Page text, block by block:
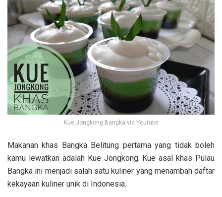
Kue Jongkong Bangka via Youtube
Makanan khas Bangka Belitung pertama yang tidak boleh
kamu lewatkan adalah Kue Jongkong. Kue asal khas Pulau
Bangka ini menjadi salah satu kuliner yang menambah daftar
kekayaan kuliner unik di Indonesia.